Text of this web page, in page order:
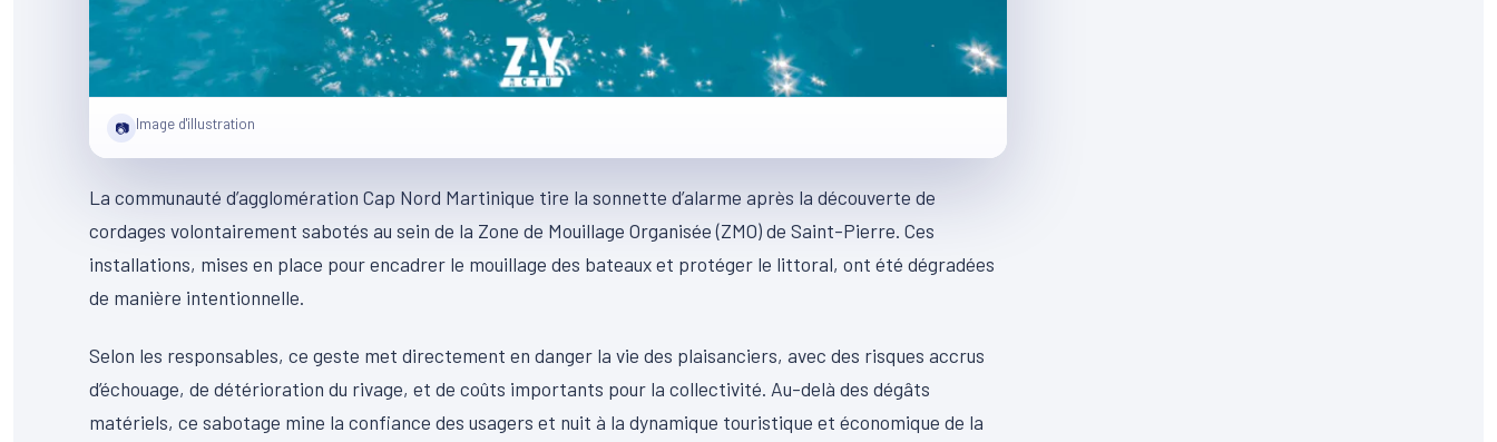
📷 Image d'illustration
La communauté d’agglomération Cap Nord Martinique tire la sonnette d’alarme après la découverte de
cordages volontairement sabotés au sein de la Zone de Mouillage Organisée (ZMO) de Saint-Pierre. Ces
installations, mises en place pour encadrer le mouillage des bateaux et protéger le littoral, ont été dégradées
de manière intentionnelle.
Selon les responsables, ce geste met directement en danger la vie des plaisanciers, avec des risques accrus
d’échouage, de détérioration du rivage, et de coûts importants pour la collectivité. Au-delà des dégâts
matériels, ce sabotage mine la confiance des usagers et nuit à la dynamique touristique et économique de la